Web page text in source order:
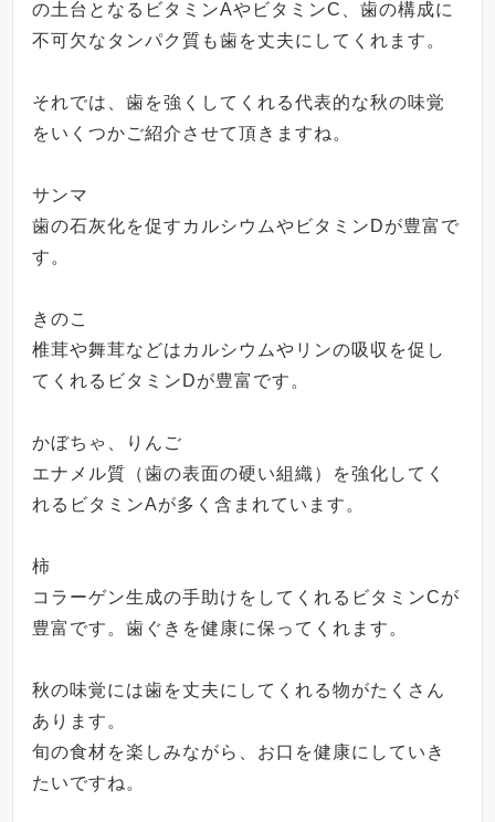
の土台となるビタミンAやビタミンC 、歯の構成に
不可欠なタンパク質も歯を丈夫にしてくれます。
それでは、歯を強くしてくれる代表的な秋の味覚
をいくつかご紹介させて頂きますね。
サンマ
歯の石灰化を促すカルシウムやビタミン Dが豊富で
す。
きのこ
椎茸や舞茸などはカルシウムやリンの吸収を促し
てくれるビタミン Dが豊富です。
かぼちゃ、りんご
エナメル質（歯の表面の硬い組織）を強化してく
れるビタミンAが多く含まれています。
柿
コラーゲン生成の手助けをしてくれるビタミンCが
豊富です。歯ぐきを健康に保ってくれます。
秋の味覚には歯を丈夫にしてくれる物がたくさん
あります。
旬の食材を楽しみながら、お口を健康にしていき
たいですね。